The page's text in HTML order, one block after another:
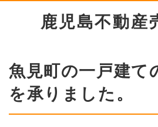
鹿児島不動産
魚見町の一戸建て
を承りました。